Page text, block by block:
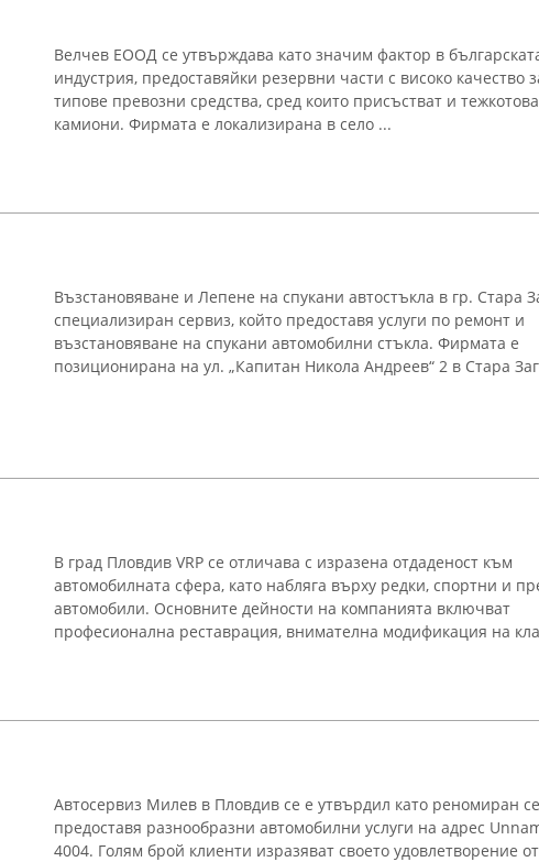
Велчев ЕООД се утвърждава като значим фактор в
индустрия, предоставяйки резервни части с високо качество
типове превозни средства, сред които присъстват и
камиони. Фирмата е локализирана в село ...
Възстановяване и Лепене на спукани автостъкла в гр. Стара
специализиран сервиз, който предоставя услуги по ремонт и
възстановяване на спукани автомобилни стъкла. Фирмата е
позиционирана на ул. „Капитан Никола Андреев“ 2 в Стара
В град Пловдив VRP се отличава с изразена отдаденост към
автомобилната сфера, като набляга върху редки, спортни и
автомобили. Основните дейности на компанията включват
професионална реставрация, внимателна модификация на
Автосервиз Милев в Пловдив се е утвърдил като реномиран
предоставя разнообразни автомобилни услуги на адрес
4004. Голям брой клиенти изразяват своето удовлетворение от